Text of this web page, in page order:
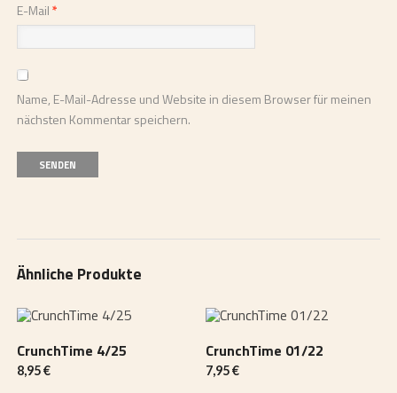
E-Mail*
Name, E-Mail-Adresse und Website in diesem Browser für meinen
nächsten Kommentar speichern.
Ähnliche Produkte
CrunchTime 4/25
8,95€
CrunchTime 01/22
7,95€